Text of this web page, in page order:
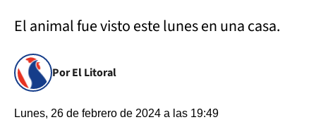
El animal fue visto este lunes en una casa.
Por El Litoral
Lunes, 26 de febrero de 2024 a las 19:49